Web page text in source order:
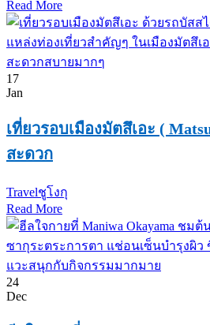
Read More
17
Jan
เที่ยวรอบเมืองมัตสึเอะ (
สะดวก
Travelชูโงกุ
Read More
24
Dec